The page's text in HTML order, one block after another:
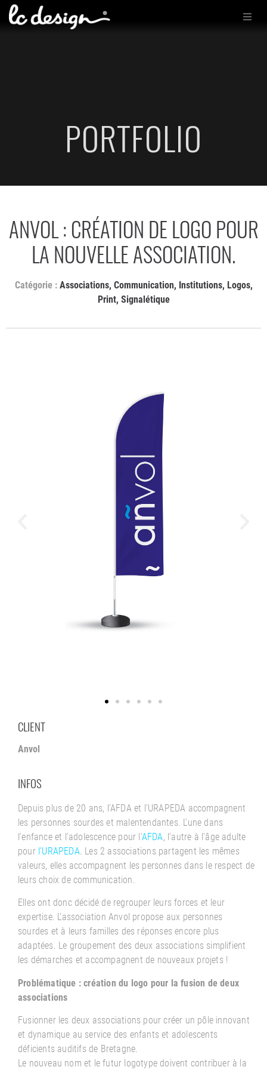
PORTFOLIO
ANVOL : CRÉATION DE LOGO POUR
LA NOUVELLE ASSOCIATION.
Associations, Communication, Institutions, Logos,
Print, Signalétique
CLIENT
Anvol
INFOS
Depuis plus de 20 ans, l’AFDA et l’URAPEDA accompagnent
les personnes sourdes et malentendantes. L’une dans
l’enfance et l’adolescence pour l’AFDA, l’autre à l’âge adulte
pour l’URAPEDA . Les 2 associations partagent les mêmes
valeurs, elles accompagnent les personnes dans le respect de
leurs choix de communication.
Elles ont donc décidé de regrouper leurs forces et leur
expertise. L’association Anvol propose aux personnes
sourdes et à leurs familles des réponses encore plus
adaptées. Le groupement des deux associations simplifient
les démarches et accompagnent de nouveaux projets !
Problématique :création du logo pour la fusion de deux
associations
Fusionner les deux associations pour créer un pôle innovant
et dynamique au service des enfants et adolescents
déficients auditifs de Bretagne.
Le nouveau nom et le futur logotype doivent contribuer à la